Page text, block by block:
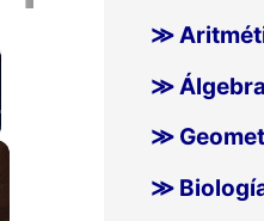
≫
≫ Álgebra
≫
≫